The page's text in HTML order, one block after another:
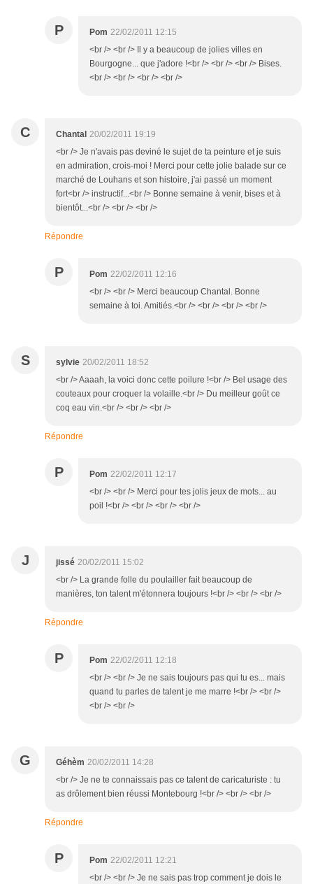
P Pom 22/02/2011 12:15
<br /> <br /> Il y a beaucoup de jolies villes en
Bourgogne... que j'adore !<br /> <br /> <br /> Bises.
<br /> <br /> <br /> <br />
C Chantal 20/02/2011 19:19
<br /> Je n'avais pas deviné le sujet de ta peinture et je suis
en admiration, crois-moi ! Merci pour cette jolie balade sur ce
marché de Louhans et son histoire, j'ai passé un moment
fort<br /> instructif...<br /> Bonne semaine à venir, bises et à
bientôt...<br /> <br /> <br />
Répondre
P Pom 22/02/2011 12:16
<br /> <br /> Merci beaucoup Chantal. Bonne
semaine à toi. Amitiés.<br /> <br /> <br /> <br />
S sylvie 20/02/2011 18:52
<br /> Aaaah, la voici donc cette poilure !<br /> Bel usage des
couteaux pour croquer la volaille.<br /> Du meilleur goût ce
coq eau vin.<br /> <br /> <br />
Répondre
P Pom 22/02/2011 12:17
<br /> <br /> Merci pour tes jolis jeux de mots... au
poil !<br /> <br /> <br /> <br />
J jissé 20/02/2011 15:02
<br /> La grande folle du poulailler fait beaucoup de
manières, ton talent m'étonnera toujours !<br /> <br /> <br />
Répondre
P Pom 22/02/2011 12:18
<br /> <br /> Je ne sais toujours pas qui tu es... mais
quand tu parles de talent je me marre !<br /> <br />
<br /> <br />
G Géhèm 20/02/2011 14:28
<br /> Je ne te connaissais pas ce talent de caricaturiste : tu
as drôlement bien réussi Montebourg !<br /> <br /> <br />
Répondre
P Pom 22/02/2011 12:21
<br /> <br /> Je ne sais pas trop comment je dois le